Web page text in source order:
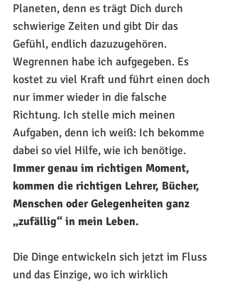
Planeten, denn es trägt Dich durch
schwierige Zeiten und gibt Dir das
Gefühl, endlich dazuzugehören.
Wegrennen habe ich aufgegeben. Es
kostet zu viel Kraft und führt einen doch
nur immer wieder in die falsche
Richtung. Ich stelle mich meinen
Aufgaben, denn ich weiß: Ich bekomme
dabei so viel Hilfe, wie ich benötige.
Immer genau im richtigen Moment,
kommen die richtigen Lehrer, Bücher,
Menschen oder Gelegenheiten ganz
„zufällig“ in mein Leben.
Die Dinge entwickeln sich jetzt im Fluss
und das Einzige, wo ich wirklich